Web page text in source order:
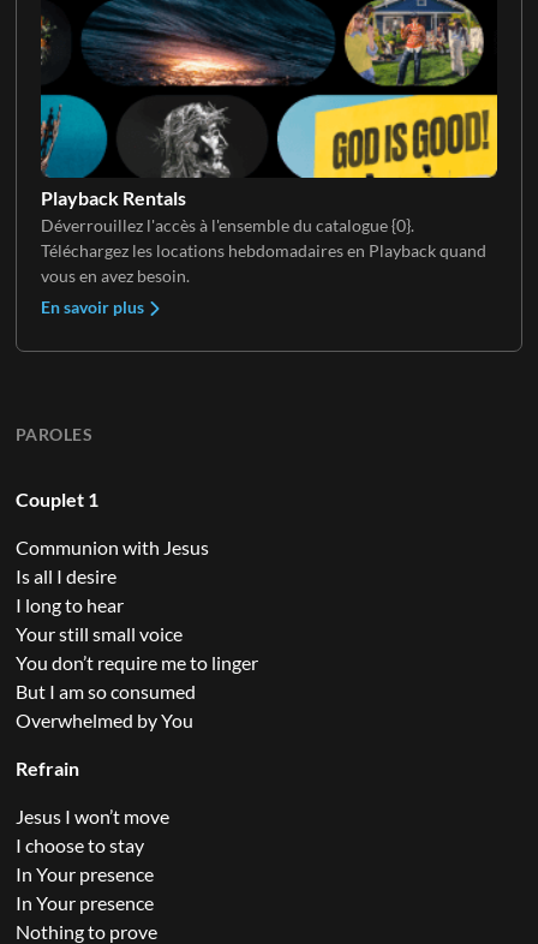
Playback Rentals
Déverrouillez l'accès à l'ensemble du catalogue {0}.
Téléchargez les locations hebdomadaires en Playback quand
vous en avez besoin.
En savoir plus
PAROLES
Couplet 1
Communion with Jesus
Is all I desire
I long to hear
Your still small voice
You don’t require me to linger
But I am so consumed
Overwhelmed by You
Refrain
Jesus I won’t move
I choose to stay
In Your presence
In Your presence
Nothing to prove